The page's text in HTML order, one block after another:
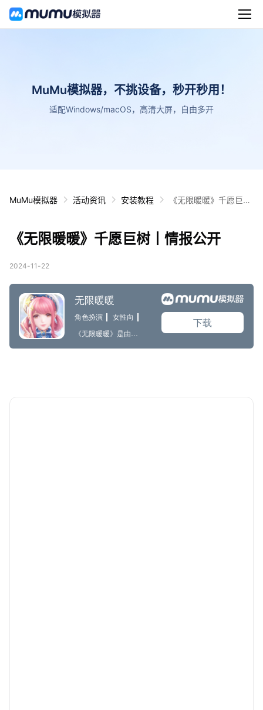
MuMu模拟器，不挑设备，秒开秒用！
适配Windows/macOS，高清大屏，自由多开
MuMu模拟器 活动资讯 安装教程
《无限暖暖》千愿巨树
《无限暖暖》千愿巨树丨情报公开
2024-11-22